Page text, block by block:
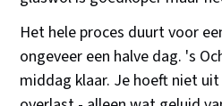
Het hele proces duurt voor
ongeveer een halve dag. 's
middag klaar. Je hoeft niet